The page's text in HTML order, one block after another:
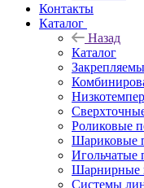
Контакты
Каталог
Назад
Каталог
Роликовые
Шариковые
Шарнирные
Системы